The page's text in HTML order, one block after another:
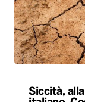
Siccità,